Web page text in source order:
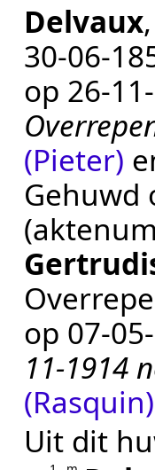
Delvaux,
op
(Pieter)
op
11-1914
(Rasquin)
Uit dit